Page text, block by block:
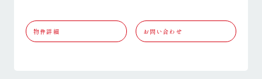
物件詳細 お問い合わせ